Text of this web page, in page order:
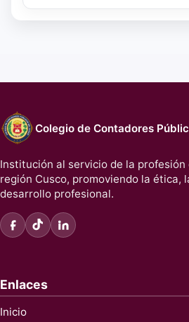
Colegio de Contadores
Institución al servicio de la profesión
región Cusco, promoviendo la ética,
desarrollo profesional.
Enlaces
Inicio